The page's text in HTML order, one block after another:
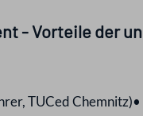
- Vorteile der
TUCed